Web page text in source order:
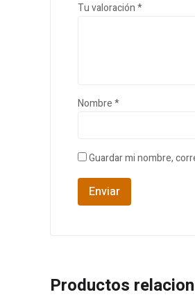
Tu valoración*
Nombre*
Guardar mi nombre,
Productos